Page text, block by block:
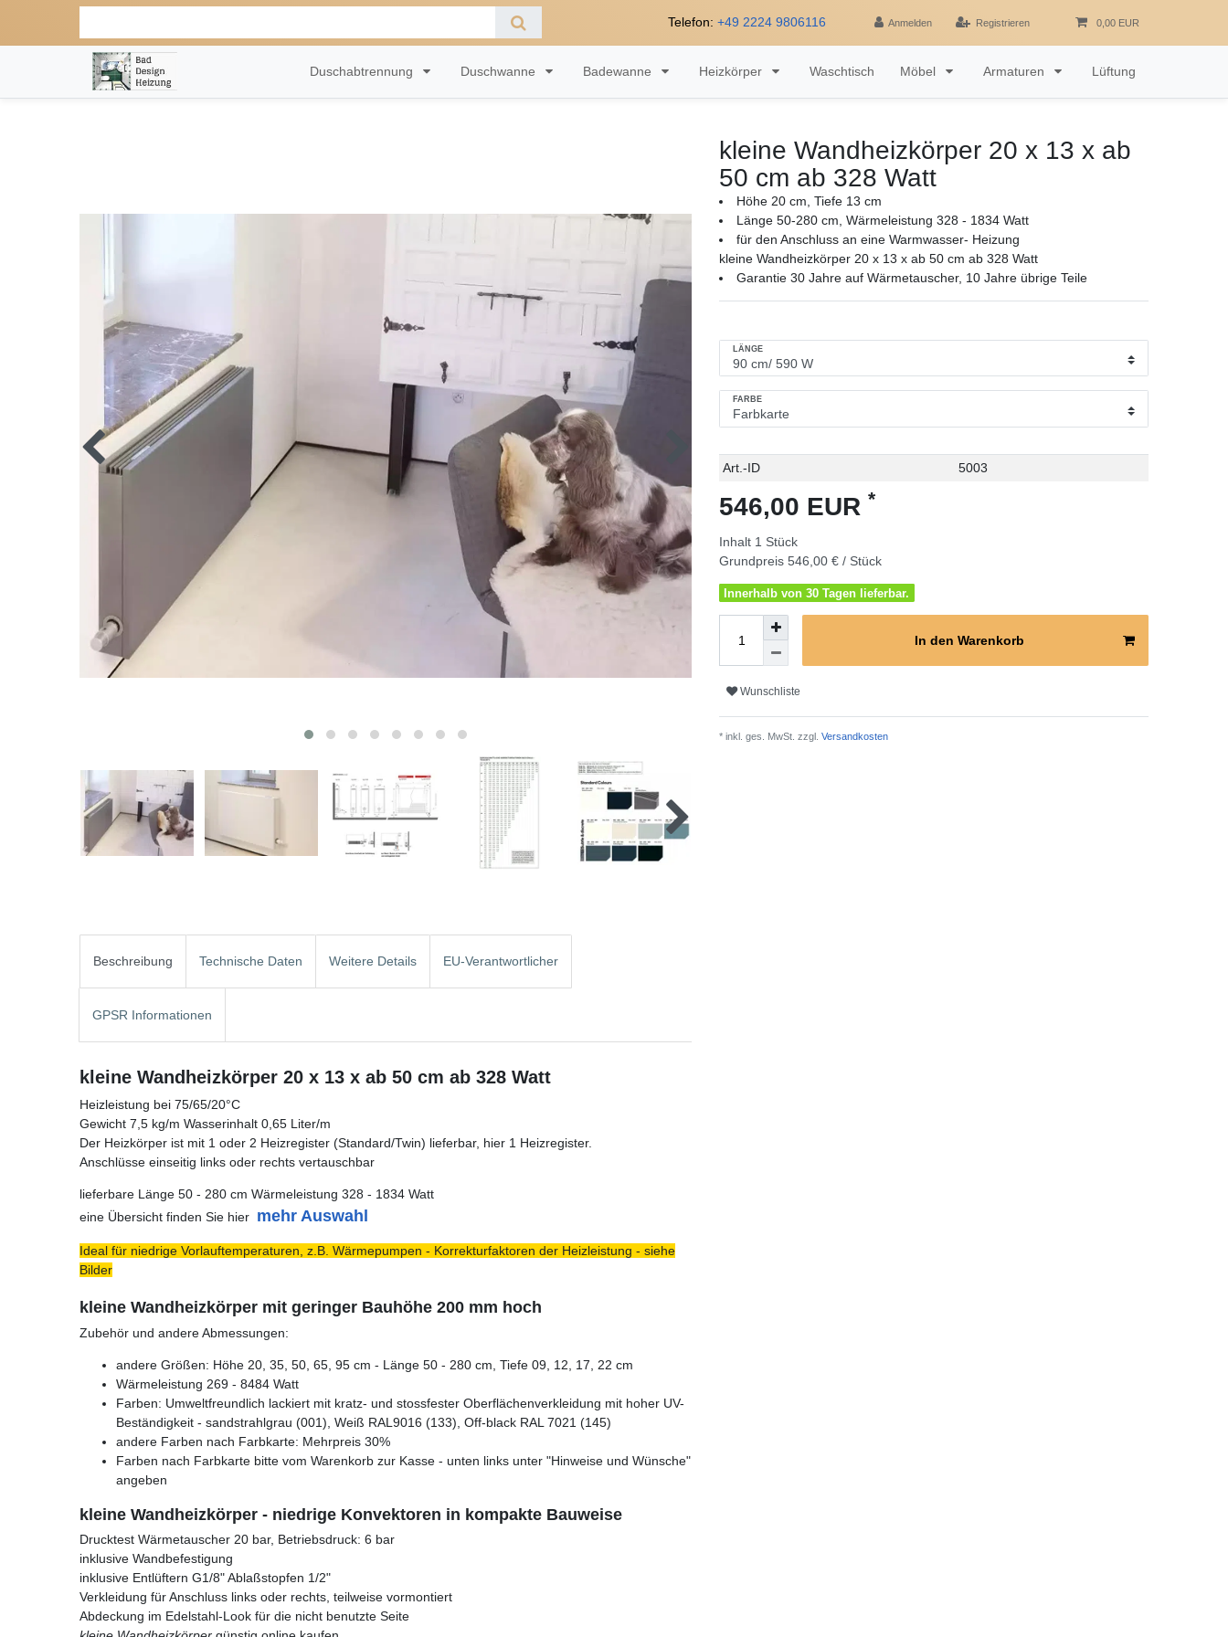
Telefon: +49 2224 9806116 Anmelden Registrieren 0,00 EUR
Duschabtrennung Duschwanne Badewanne Heizkörper Waschtisch Möbel Armaturen Lüftung
kleine Wandheizkörper 20 x 13 x ab
50 cm ab 328 Watt
Höhe 20 cm, Tiefe 13 cm
Länge 50-280 cm, Wärmeleistung 328 - 1834 Watt
für den Anschluss an eine Warmwasser- Heizung
kleine Wandheizkörper 20 x 13 x ab 50 cm ab 328 Watt
Garantie 30 Jahre auf Wärmetauscher, 10 Jahre übrige Teile
LÄNGE
FARBE
Technisches
Wert
Art.-ID 5003
546,00 EUR *
Inhalt 1 Stück
Grundpreis 546,00 € / Stück
Innerhalb von 30 Tagen lieferbar.
In den Warenkorb
Wunschliste
* inkl. ges. MwSt. zzgl. Versandkosten
Beschreibung Technische Daten Weitere Details EU-Verantwortlicher
GPSR Informationen
kleine Wandheizkörper 20 x 13 x ab 50 cm ab 328 Watt
Heizleistung bei 75/65/20°C
Gewicht 7,5 kg/m Wasserinhalt 0,65 Liter/m
Der Heizkörper ist mit 1 oder 2 Heizregister (Standard/Twin) lieferbar, hier 1 Heizregister.
Anschlüsse einseitig links oder rechts vertauschbar
lieferbare Länge 50 - 280 cm Wärmeleistung 328 - 1834 Watt
eine Übersicht finden Sie hier mehr Auswahl
Ideal für niedrige Vorlauftemperaturen, z.B. Wärmepumpen - Korrekturfaktoren der Heizleistung - siehe
Bilder
kleine Wandheizkörper mit geringer Bauhöhe 200 mm hoch
Zubehör und andere Abmessungen:
andere Größen: Höhe 20, 35, 50, 65, 95 cm - Länge 50 - 280 cm, Tiefe 09, 12, 17, 22 cm
Wärmeleistung 269 - 8484 Watt
Farben: Umweltfreundlich lackiert mit kratz- und stossfester Oberflächenverkleidung mit hoher UV-
Beständigkeit - sandstrahlgrau (001), Weiß RAL9016 (133), Off-black RAL 7021 (145)
andere Farben nach Farbkarte: Mehrpreis 30%
Farben nach Farbkarte bitte vom Warenkorb zur Kasse - unten links unter "Hinweise und Wünsche"
angeben
kleine Wandheizkörper - niedrige Konvektoren in kompakte Bauweise
Drucktest Wärmetauscher 20 bar, Betriebsdruck: 6 bar
inklusive Wandbefestigung
inklusive Entlüftern G1/8" Ablaßstopfen 1/2"
Verkleidung für Anschluss links oder rechts, teilweise vormontiert
Abdeckung im Edelstahl-Look für die nicht benutzte Seite